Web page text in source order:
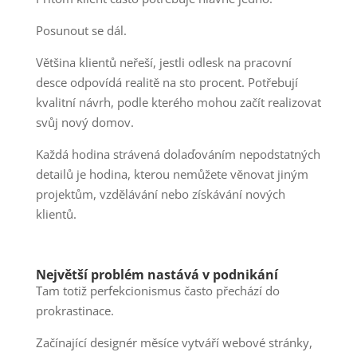
Posunout se dál.
Většina klientů neřeší, jestli odlesk na pracovní
desce odpovídá realitě na sto procent. Potřebují
kvalitní návrh, podle kterého mohou začít realizovat
svůj nový domov.
Každá hodina strávená dolaďováním nepodstatných
detailů je hodina, kterou nemůžete věnovat jiným
projektům, vzdělávání nebo získávání nových
klientů.
Největší problém nastává v podnikání
Tam totiž perfekcionismus často přechází do
prokrastinace.
Začínající designér měsíce vytváří webové stránky,